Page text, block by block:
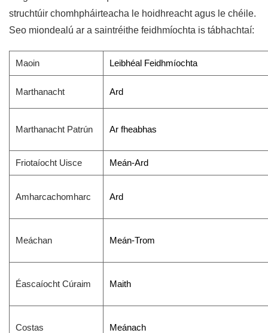
struchtúir chomhpháirteacha le hoidhreacht agus le chéile.
Seo miondealú ar a saintréithe feidhmíochta is tábhachtaí:
Maoin Leibhéal Feidhmíochta
Marthanacht Ard
Marthanacht Patrún Ar fheabhas
Friotaíocht Uisce Meán-Ard
Amharcachomharc Ard
Meáchan Meán-Trom
Éascaíocht Cúraim Maith
Costas Meánach